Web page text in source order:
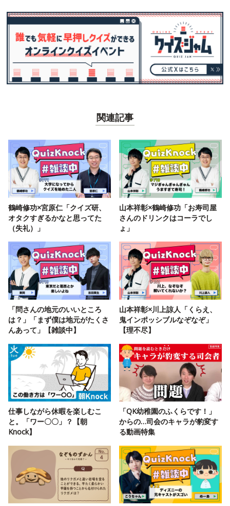
関連記事
鶴崎修功×宮原仁「クイズ研、
オタクすぎるかなと思ってた
（失礼）」
山本祥彰×鶴崎修功「お寿司屋
さんのドリンクはコーラでし
ょ」
「問さんの地元のいいところ
は？」「まず僕は地元がたくさ
んあって」【雑談中】
山本祥彰×川上諒人「くらえ、
鬼インポッシブルなぞなぞ」
【理不尽】
仕事しながら休暇を楽しむこ
と。「ワー〇〇」？【朝
Knock】
「QK幼稚園のふくらです！」
からの…司会のキャラが豹変す
る動画特集